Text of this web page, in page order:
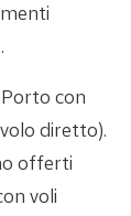
Porto con
diretto).
offerti
voli